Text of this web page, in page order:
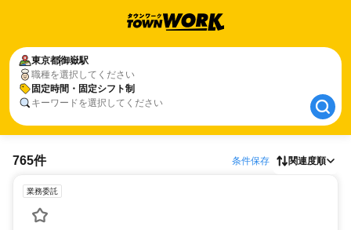
東京都御嶽駅
職種を選択してください
固定時間・固定シフト制
キーワードを選択してください
東京都御嶽駅
固定時間・固定シフト制
765件 条件保存 関連度順
業務委託